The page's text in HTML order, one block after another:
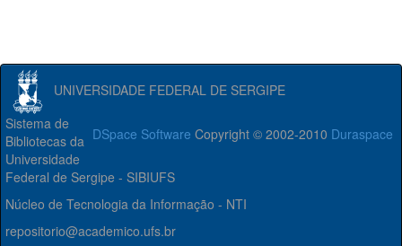
UNIVERSIDADE FEDERAL DE SERGIPE
DSpace Software Copyright © 2002-2010 Duraspace
Sistema de
Bibliotecas da
Universidade
Federal de Sergipe - SIBIUFS
Núcleo de Tecnologia da Informação - NTI
repositorio@academico.ufs.br